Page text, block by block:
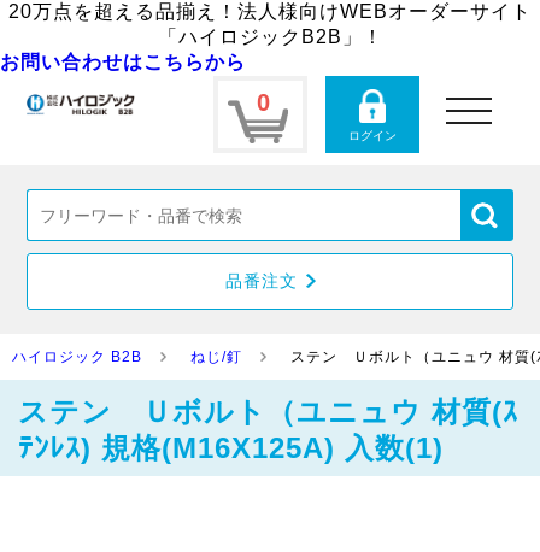
20万点を超える品揃え！法人様向けWEBオーダーサイト
「ハイロジックB2B」！
お問い合わせはこちらから
0
ログイン
toggle
navigation
品番注文
ハイロジック B2B ねじ/釘 ステン Ｕボルト（ユニュウ 材質
ステン Ｕボルト（ユニュウ 材質(ｽ
ﾃﾝﾚｽ) 規格(M16X125A) 入数(1)